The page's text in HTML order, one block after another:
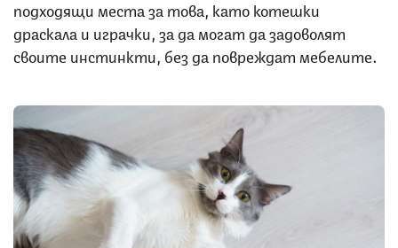
подходящи места за това, като котешки
драскала и играчки, за да могат да задоволят
своите инстинкти, без да повреждат мебелите.